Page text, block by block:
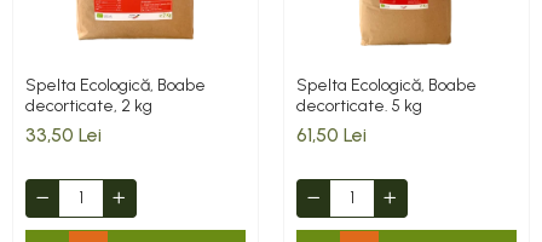
Spelta Ecologică, Boabe
decorticate, 2 kg
33,50 Lei
Spelta Ecologică, Boabe
decorticate. 5 kg
61,50 Lei